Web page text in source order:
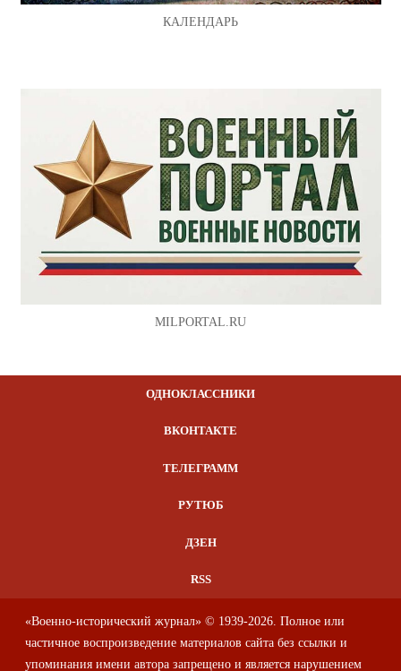
КАЛЕНДАРЬ
MILPORTAL.RU
ОДНОКЛАССНИКИ
ВКОНТАКТЕ
ТЕЛЕГРАММ
РУТЮБ
ДЗЕН
RSS
«Военно-исторический журнал» © 1939-2026. Полное или
частичное воспроизведение материалов сайта без ссылки и
упоминания имени автора запрещено и является нарушением